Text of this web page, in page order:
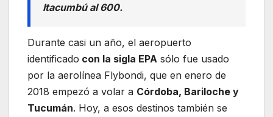
Itacumbú al 600.
Durante casi un año, el aeropuerto
identificado con la sigla EPA sólo fue usado
por la aerolínea Flybondi, que en enero de
2018 empezó a volar a Córdoba, Bariloche y
Tucumán. Hoy, a esos destinos también se